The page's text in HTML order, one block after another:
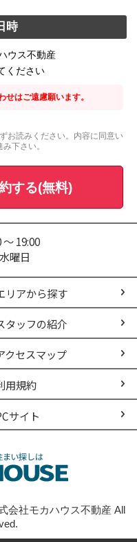
時
ウス不動産
ください
はご遠慮願います。
お読みください。内容に同意い
下さい。
する(無料)
19:00
曜日
リアから探す
タッフの紹介
クセスマップ
用規約
サイト
社モカハウス不動産 All